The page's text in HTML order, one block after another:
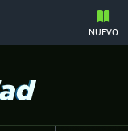
NUEVO